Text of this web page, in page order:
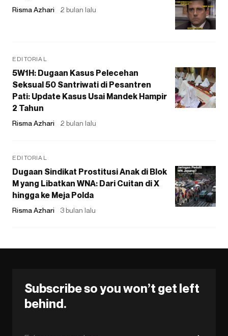
Risma Azhari 2 bulan lalu
EDITORIAL
5W1H: Dugaan Kasus Pelecehan
Seksual 50 Santriwati di Pesantren
Pati: Update Kasus Usai Mandek Hampir
2 Tahun
Risma Azhari 2 bulan lalu
EDITORIAL
Dugaan Sindikat Prostitusi Anak di Blok
M yang Libatkan WNA: Dari Cuitan di X
hingga ke Meja Polda
Risma Azhari 3 bulan lalu
Subscribe so you won’t get left
behind.